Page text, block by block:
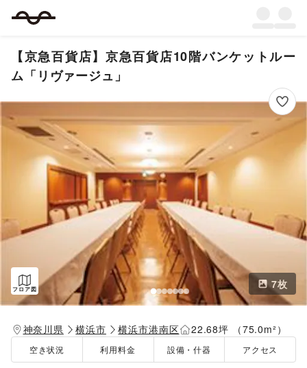
【京急百貨店】京急百貨店10階バンケットルー
ム「リヴァージュ」
フロア図 7枚
神奈川県 横浜市 横浜市港南区 22.68坪 （75.0m²）
空き状況 利用料金 設備・什器 アクセス